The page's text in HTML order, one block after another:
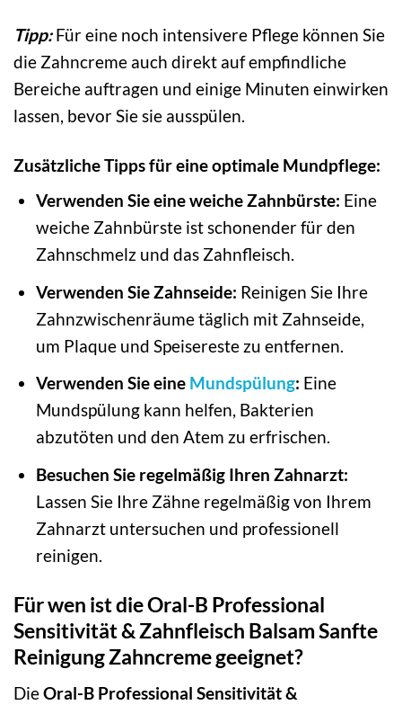
Tipp:Für eine noch intensivere Pflege können Sie
die Zahncreme auch direkt auf empfindliche
Bereiche auftragen und einige Minuten einwirken
lassen, bevor Sie sie ausspülen.
Zusätzliche Tipps für eine optimale Mundpflege:
Verwenden Sie eine weiche Zahnbürste: Eine
weiche Zahnbürste ist schonender für den
Zahnschmelz und das Zahnfleisch.
Verwenden Sie Zahnseide: Reinigen Sie Ihre
Zahnzwischenräume täglich mit Zahnseide,
um Plaque und Speisereste zu entfernen.
Verwenden Sie eine Mundspülung: Eine
Mundspülung kann helfen, Bakterien
abzutöten und den Atem zu erfrischen.
Besuchen Sie regelmäßig Ihren Zahnarzt:
Lassen Sie Ihre Zähne regelmäßig von Ihrem
Zahnarzt untersuchen und professionell
reinigen.
Für wen ist die Oral-B Professional
Sensitivität & Zahnfleisch Balsam Sanfte
Reinigung Zahncreme geeignet?
DieOral-B Professional Sensitivität &